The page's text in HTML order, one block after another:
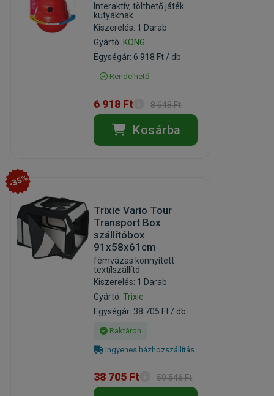
Interaktív, tölthető játék
kutyáknak
Kiszerelés: 1 Darab
Gyártó: KONG
Egységár: 6 918 Ft / db
Rendelhető
6 918 Ft 8 648 Ft
Kosárba
-35%
Trixie Vario Tour
Transport Box
szállítóbox
91x58x61cm
fémvázas könnyített
textílszállító
Kiszerelés: 1 Darab
Gyártó:Trixie
Egységár: 38 705 Ft / db
Raktáron
Ingyenes házhozszállítás
38 705 Ft 59 546 Ft